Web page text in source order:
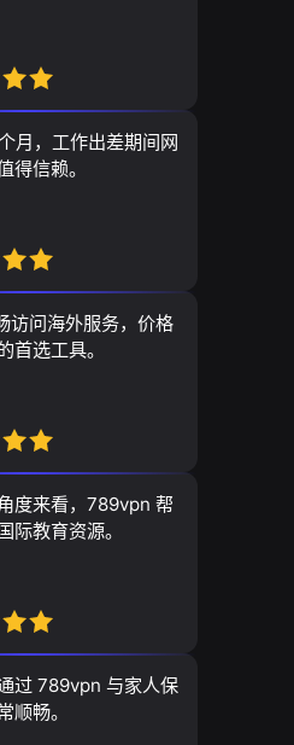
月，工作出差期间网
得信赖。
访问海外服务，价格
首选工具。
度来看，789vpn 帮
际教育资源。
过 789vpn 与家人保
顺畅。